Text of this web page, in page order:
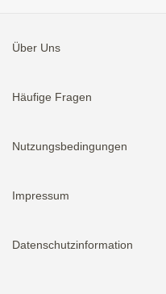
Über Uns
Häufige Fragen
Nutzungsbedingungen
Impressum
Datenschutzinformation